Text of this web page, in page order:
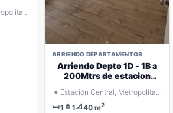
ARRIENDO DEPARTAMENTOS
Arriendo Depto 1D - 1B a
200Mtrs de estacion
⌖ Estación Central, Metropolitana Santiago
🛏️1 🚿 1📐40 m2